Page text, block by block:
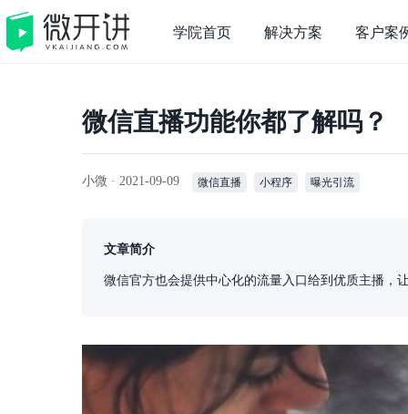
学院首页 解决方案 客户案
微信直播功能你都了解吗？
小微 · 2021-09-09 微信直播 小程序 曝光引流
文章简介
微信官方也会提供中心化的流量入口给到优质主播，